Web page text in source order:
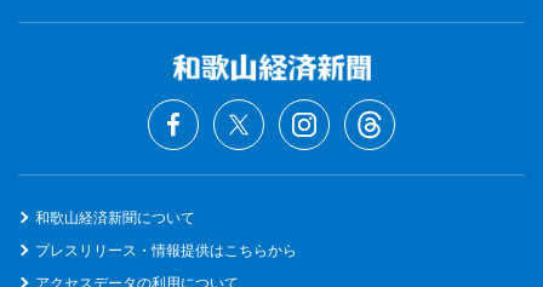
和歌山経済新聞について
プレスリリース・情報提供はこちらから
アクセスデータの利用について